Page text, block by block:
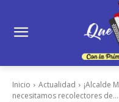
Inicio Actualidad
¡Alcalde
necesitamos recolectores de...